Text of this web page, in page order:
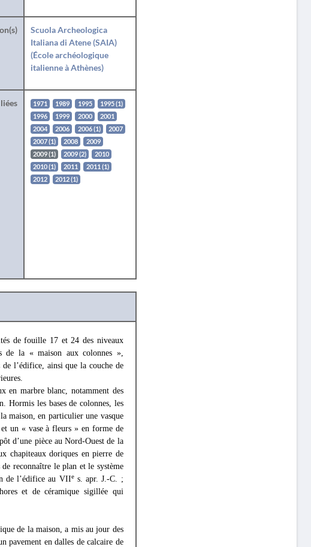
Scuola Archeologica
Italiana di Atene (SAIA)
(École archéologique
italienne à Athènes)
1971 1989 1995
1995 (1)
1996
1999 2000
2001
2004
2006 2006 (1)
2007
2007 (1)
2008
2009
2009 (1)
2009 (2)
2010
2010 (1)
2011
2011 (1)
2012
2012 (1)
de fouille 17 et 24 des niveaux
de la « maison aux colonnes »,
l’édifice, ainsi que la couche de
en marbre blanc, notamment des
Hormis les bases de colonnes, les
maison, en particulier une vasque
un « vase à fleurs » en forme de
d’une pièce au Nord-Ouest de la
chapiteaux doriques en pierre de
reconnaître le plan et le système
de l’édifice au VIIes. apr. J.-C. ;
et de céramique sigillée qui
de la maison, a mis au jour des
pavement en dalles de calcaire de